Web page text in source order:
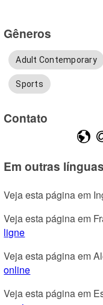
Gêneros
Adult Contemporary
Sports
Contato
Em outras línguas
Veja esta página em
Veja esta página em
ligne
Veja esta página em
online
Veja esta página em